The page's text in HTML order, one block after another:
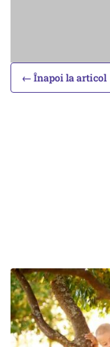
← Înapoi la articol